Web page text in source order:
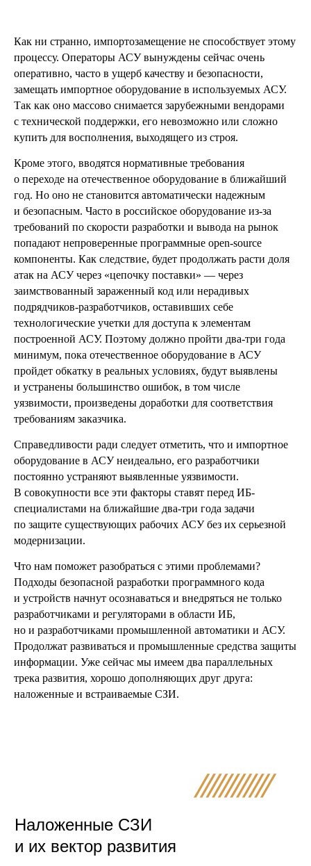
Как ни странно, импортозамещение не способствует этому
процессу. Операторы АСУ вынуждены сейчас очень
оперативно, часто в ущерб качеству и безопасности,
замещать импортное оборудование в используемых АСУ.
Так как оно массово снимается зарубежными вендорами
с технической поддержки, его невозможно или сложно
купить для восполнения, выходящего из строя.
Кроме этого, вводятся нормативные требования
о переходе на отечественное оборудование в ближайший
год. Но оно не становится автоматически надежным
и безопасным. Часто в российское оборудование из-за
требований по скорости разработки и вывода на рынок
попадают непроверенные программные open-source
компоненты. Как следствие, будет продолжать расти доля
атак на АСУ через «цепочку поставки» — через
заимствованный зараженный код или нерадивых
подрядчиков-разработчиков, оставивших себе
технологические учетки для доступа к элементам
построенной АСУ. Поэтому должно пройти два-три года
минимум, пока отечественное оборудование в АСУ
пройдет обкатку в реальных условиях, будут выявлены
и устранены большинство ошибок, в том числе
уязвимости, произведены доработки для соответствия
требованиям заказчика.
Справедливости ради следует отметить, что и импортное
оборудование в АСУ неидеально, его разработчики
постоянно устраняют выявленные уязвимости.
В совокупности все эти факторы ставят перед ИБ-
специалистами на ближайшие два-три года задачи
по защите существующих рабочих АСУ без их серьезной
модернизации.
Что нам поможет разобраться с этими проблемами?
Подходы безопасной разработки программного кода
и устройств начнут осознаваться и внедряться не только
разработчиками и регуляторами в области ИБ,
но и разработчиками промышленной автоматики и АСУ.
Продолжат развиваться и промышленные средства защиты
информации. Уже сейчас мы имеем два параллельных
трека развития, хорошо дополняющих друг друга:
наложенные и встраиваемые СЗИ.
Наложенные СЗИ
и их вектор развития